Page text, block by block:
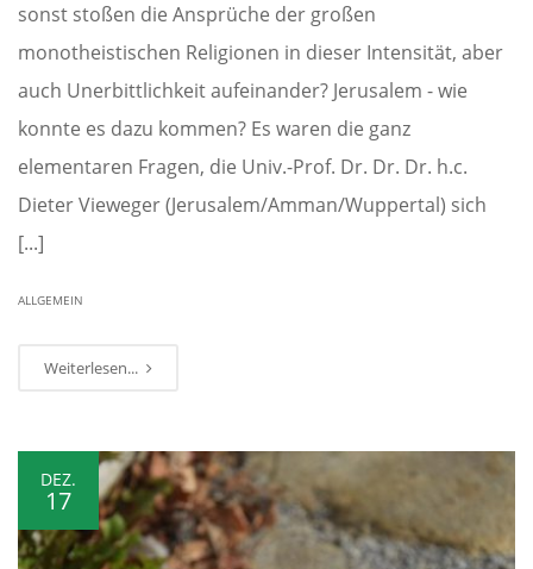
sonst stoßen die Ansprüche der großen
monotheistischen Religionen in dieser Intensität, aber
auch Unerbittlichkeit aufeinander? Jerusalem - wie
konnte es dazu kommen? Es waren die ganz
elementaren Fragen, die Univ.-Prof. Dr. Dr. Dr. h.c.
Dieter Vieweger (Jerusalem/Amman/Wuppertal) sich
[...]
ALLGEMEIN
Weiterlesen...
DEZ.
17